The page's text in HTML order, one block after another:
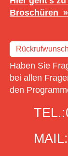
Broschüren
Haben Sie
bei allen
den
TEL.:
MAIL: